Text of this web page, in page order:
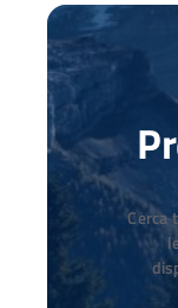
Cerca